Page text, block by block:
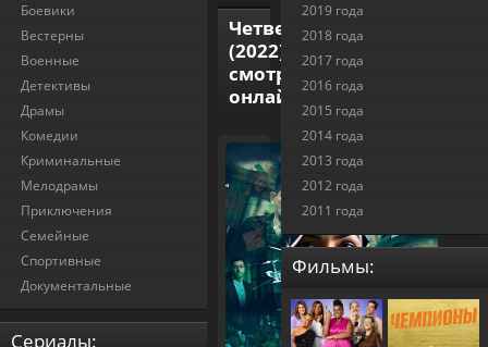
Четверг
(2022)
смотреть
онлайн
Боевики
Вестерны
Военные
Детективы
Драмы
Комедии
Криминальные
Мелодрамы
Приключения
Семейные
Спортивные
Документальные
Cериалы:
2019 года
2018 года
2017 года
2016 года
2015 года
2014 года
2013 года
2012 года
2011 года
Фильмы: